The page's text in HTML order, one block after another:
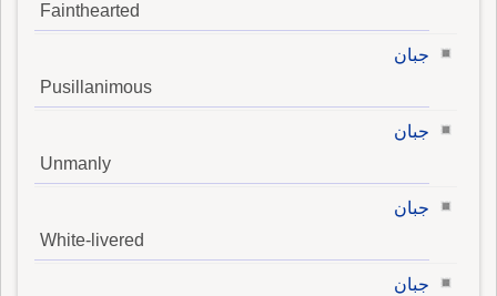
Fainthearted
جبان
Pusillanimous
جبان
Unmanly
جبان
White-livered
جبان